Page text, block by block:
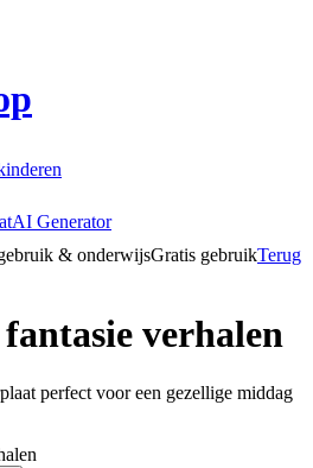
AI Generator
& onderwijsGratis gebruikTerug
verhalen
perfect voor een gezellige middag